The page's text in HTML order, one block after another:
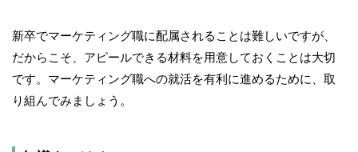
新卒でマーケティング職に配属されることは難しいですが、
だからこそ、アピールできる材料を用意しておくことは大切
です。マーケティング職への就活を有利に進めるために、取
り組んでみましょう。